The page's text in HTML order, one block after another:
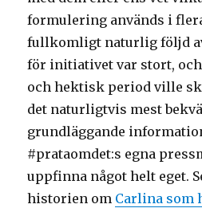
formulering används i
fullkomligt naturlig följd
för initiativet var stort,
och hektisk period ville
det naturligtvis mest
grundläggande
#prataomdet:s egna
uppfinna något helt eget.
historien om Carlina som